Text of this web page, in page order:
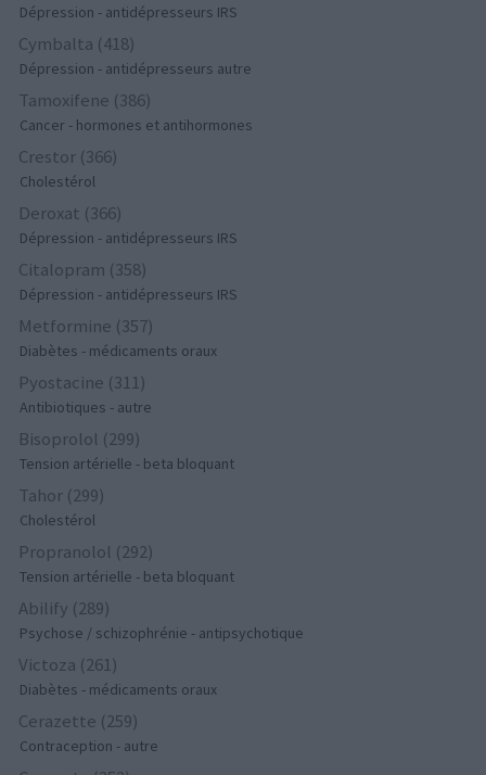
Dépression - antidépresseurs IRS
Cymbalta (418)
Dépression - antidépresseurs autre
Tamoxifene (386)
Cancer - hormones et antihormones
Crestor (366)
Cholestérol
Deroxat (366)
Dépression - antidépresseurs IRS
Citalopram (358)
Dépression - antidépresseurs IRS
Metformine (357)
Diabètes - médicaments oraux
Pyostacine (311)
Antibiotiques - autre
Bisoprolol (299)
Tension artérielle - beta bloquant
Tahor (299)
Cholestérol
Propranolol (292)
Tension artérielle - beta bloquant
Abilify (289)
Psychose / schizophrénie - antipsychotique
Victoza (261)
Diabètes - médicaments oraux
Cerazette (259)
Contraception - autre